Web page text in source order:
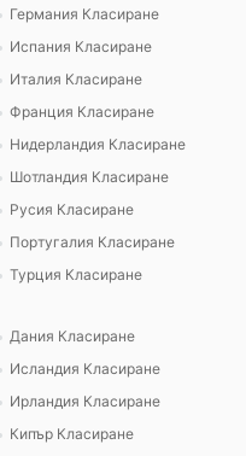
Германия Класиране
Испания Класиране
Италия Класиране
Франция Класиране
Нидерландия Класиране
Шотландия Класиране
Русия Класиране
Португалия Класиране
Турция Класиране
Дания Класиране
Исландия Класиране
Ирландия Класиране
Кипър Класиране